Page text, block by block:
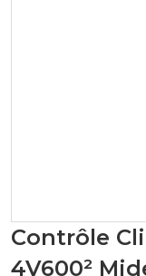
Contrôle
4V600²